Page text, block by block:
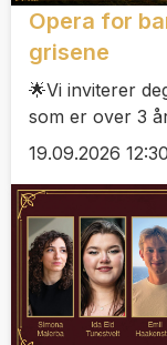
Opera for
grisene
🌟Vi inviterer
som er over 3
19.09.2026